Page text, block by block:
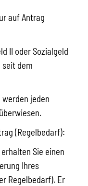
auf Antrag
II oder Sozialgeld
seit dem
jeden
(Regelbedarf):
Sie einen
Ihres
Regelbedarf). Er